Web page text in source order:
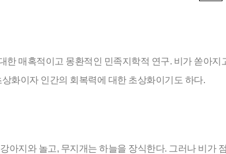
한 매혹적이고 몽환적인 민족지학적 연구. 비가 쏟아
화이자 인간의 회복력에 대한 초상화이기도 하다.
아지와 놀고, 무지개는 하늘을 장식한다. 그러나 비가